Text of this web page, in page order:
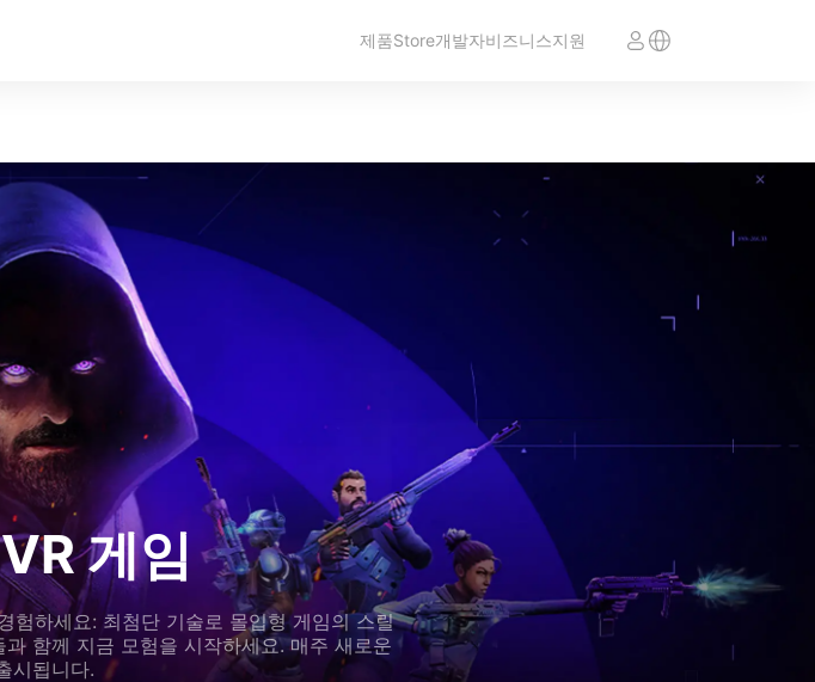
제품Store개발자비즈니스지원
게임
험하세요: 최첨단 기술로 몰입형 게임의 스릴
함께 지금 모험을 시작하세요. 매주 새로운
시됩니다.